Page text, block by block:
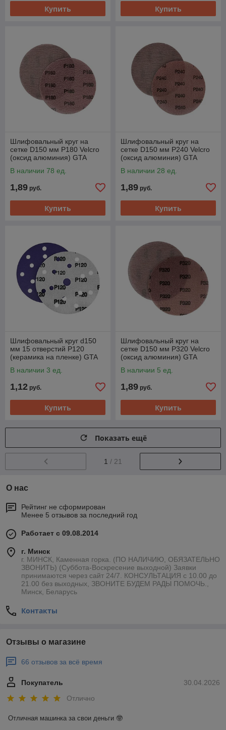
Купить Купить
Шлифовальный круг на
сетке D150 мм P180 Velcro
(оксид алюминия) GTA
В наличии 78 ед.
1,89 руб.
Купить
Шлифовальный круг на
сетке D150 мм P240 Velcro
(оксид алюминия) GTA
В наличии 28 ед.
1,89 руб.
Купить
Шлифовальный круг d150
мм 15 отверстий P120
(керамика на пленке) GTA
В наличии 3 ед.
1,12 руб.
Купить
Шлифовальный круг на
сетке D150 мм P320 Velcro
(оксид алюминия) GTA
В наличии 5 ед.
1,89 руб.
Купить
Показать ещё
1 / 21
О нас
Рейтинг не сформирован
Менее 5 отзывов за последний год
Работает с 09.08.2014
г. Минск
г. МИНСК, Каменная горка. (ПО НАЛИЧИЮ, ОБЯЗАТЕЛЬНО
ЗВОНИТЬ) (Суббота-Воскресение выходной) Заявки
принимаются через сайт 24/7. КОНСУЛЬТАЦИЯ с 10.00 до
21.00 без выходных, ЗВОНИТЕ БУДЕМ РАДЫ ПОМОЧЬ.,
Минск, Беларусь
Контакты
Отзывы о магазине
66 отзывов за всё время
30.04.2026
Покупатель
Отлично
Отличная машинка за свои деньги 🤓